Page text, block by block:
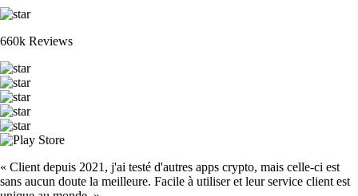
660k Reviews
« Client depuis 2021, j'ai testé d'autres apps crypto, mais celle-ci est
sans aucun doute la meilleure. Facile à utiliser et leur service client est